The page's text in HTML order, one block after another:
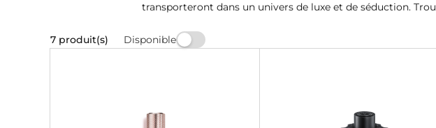
transporteront dans un univers de luxe et de séduction.
7 produit(s) Disponible